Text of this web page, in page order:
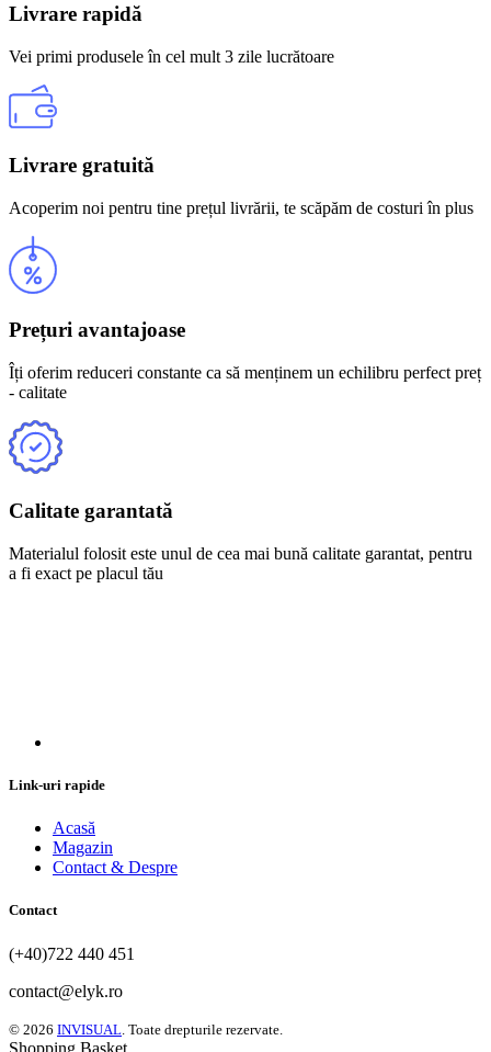
Livrare rapidă
Vei primi produsele în cel mult 3 zile lucrătoare
Livrare gratuită
Acoperim noi pentru tine prețul livrării, te scăpăm de costuri în plus
Prețuri avantajoase
Îți oferim reduceri constante ca să menținem un echilibru perfect preț
- calitate
Calitate garantată
Materialul folosit este unul de cea mai bună calitate garantat, pentru
a fi exact pe placul tău
Link-uri rapide
Acasă
Magazin
Contact & Despre
Contact
(+40)722 440 451
contact@elyk.ro
© 2026 INVISUAL . Toate drepturile rezervate.
Shopping Basket